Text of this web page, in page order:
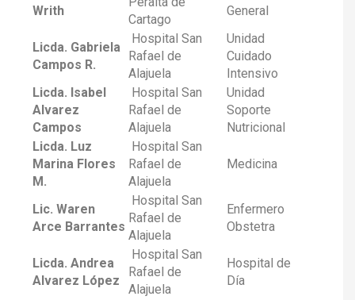
Writh
Cartago
General
Licda. Gabriela
Campos R.
Hospital San
Rafael de
Alajuela
Unidad
Cuidado
Intensivo
Licda. Isabel
Alvarez
Campos
Hospital San
Rafael de
Alajuela
Unidad
Soporte
Nutricional
Licda. Luz
Marina Flores
M.
Hospital San
Rafael de
Alajuela
Medicina
Lic. Waren
Arce Barrantes
Hospital San
Rafael de
Alajuela
Enfermero
Obstetra
Licda. Andrea
Alvarez López
Hospital San
Rafael de
Alajuela
Hospital de
Día